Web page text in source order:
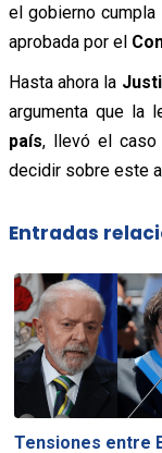
el gobierno cumpla
aprobada por el
Hasta ahora la
argumenta que la
país, llevó el caso
decidir sobre este
Entradas
Tensiones entre